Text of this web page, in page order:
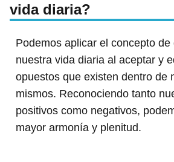
vida diaria?
Podemos aplicar el concepto de
nuestra vida diaria al aceptar y
opuestos que existen dentro de
mismos. Reconociendo tanto
positivos como negativos,
mayor armonía y plenitud.